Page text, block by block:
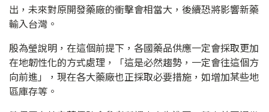
出，未來對原開發藥廠的衝擊會相當大，後續恐將影響新藥
輸入台灣。
殷為瑩說明，在這個前提下，各國藥品供應一定會採取更加
在地韌性化的方式處理，「這是必然趨勢，一定會往這個方
向前進」，現在各大藥廠也正採取必要措施，如增加某些地
區庫存等。